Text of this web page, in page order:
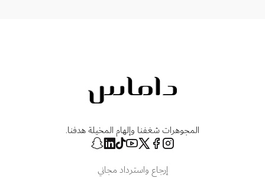
المجوهرات شغفنا وإلهام المخيلة هدفنا.
إرجاع واسترداد مجاني